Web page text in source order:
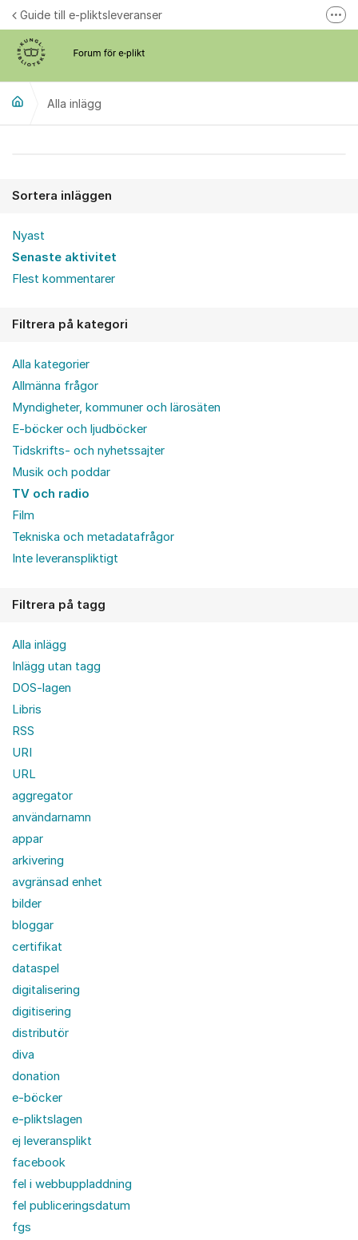
Hoppa till innehåll
Guide till e-pliktsleveranser
Alla inlägg
Sortera inläggen
Nyast
Senaste aktivitet
Flest kommentarer
Filtrera på kategori
Alla kategorier
Allmänna frågor
Myndigheter, kommuner och lärosäten
E-böcker och ljudböcker
Tidskrifts- och nyhetssajter
Musik och poddar
TV och radio
Film
Tekniska och metadatafrågor
Inte leveranspliktigt
Filtrera på tagg
Alla inlägg
Inlägg utan tagg
DOS-lagen
Libris
RSS
URI
URL
aggregator
användarnamn
appar
arkivering
avgränsad enhet
bilder
bloggar
certifikat
dataspel
digitalisering
digitisering
distributör
diva
donation
e-böcker
e-pliktslagen
ej leveransplikt
facebook
fel i webbuppladdning
fel publiceringsdatum
fgs